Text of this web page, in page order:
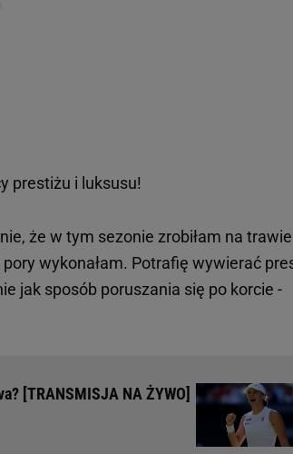
prestiżu i luksusu!
że w tym sezonie zrobiłam na trawie
wykonałam. Potrafię wywierać
jak sposób poruszania się po korcie -
[TRANSMISJA NA ŻYWO]